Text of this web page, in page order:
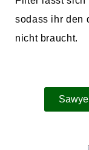
sodass ihr den
nicht braucht.